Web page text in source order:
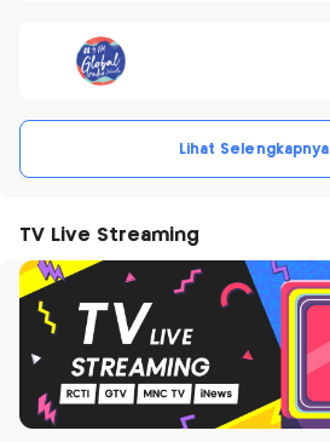
Lihat Selengkapnya
TV Live Streaming